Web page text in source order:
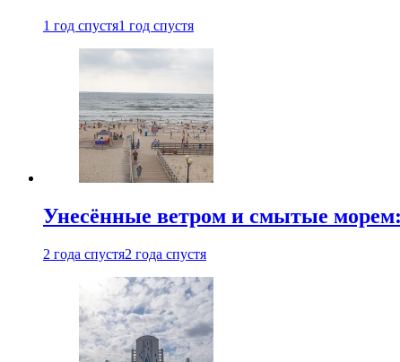
1 год спустя1 год спустя
Унесённые ветром и смытые
2 года спустя2 года спустя